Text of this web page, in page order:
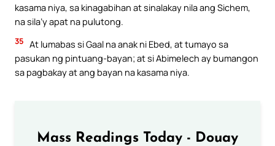
kasama niya, sa kinagabihan at sinalakay nila ang Sichem,
na sila’y apat na pulutong.
35 At lumabas si Gaal na anak ni Ebed, at tumayo sa
pasukan ng pintuang-bayan; at si Abimelech ay bumangon
sa pagbakay at ang bayan na kasama niya.
Mass Readings Today - Douay